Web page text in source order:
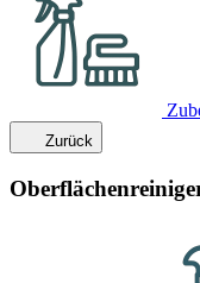
Zurück